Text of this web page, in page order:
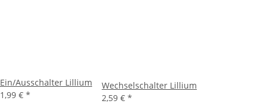
Ein/Ausschalter Lillium
1,99 € *
Wechselschalter Lillium
2,59 € *